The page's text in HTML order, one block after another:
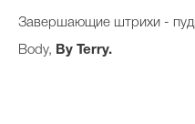
Завершающие штрихи -
Body, By Terry.